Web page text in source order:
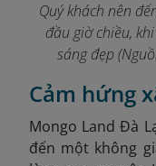
Quý khách nên
đầu giờ chiều,
sáng đẹp
Cảm hứng
Mongo Land Đà
đến một không